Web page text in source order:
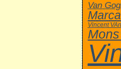
Van
Vincent